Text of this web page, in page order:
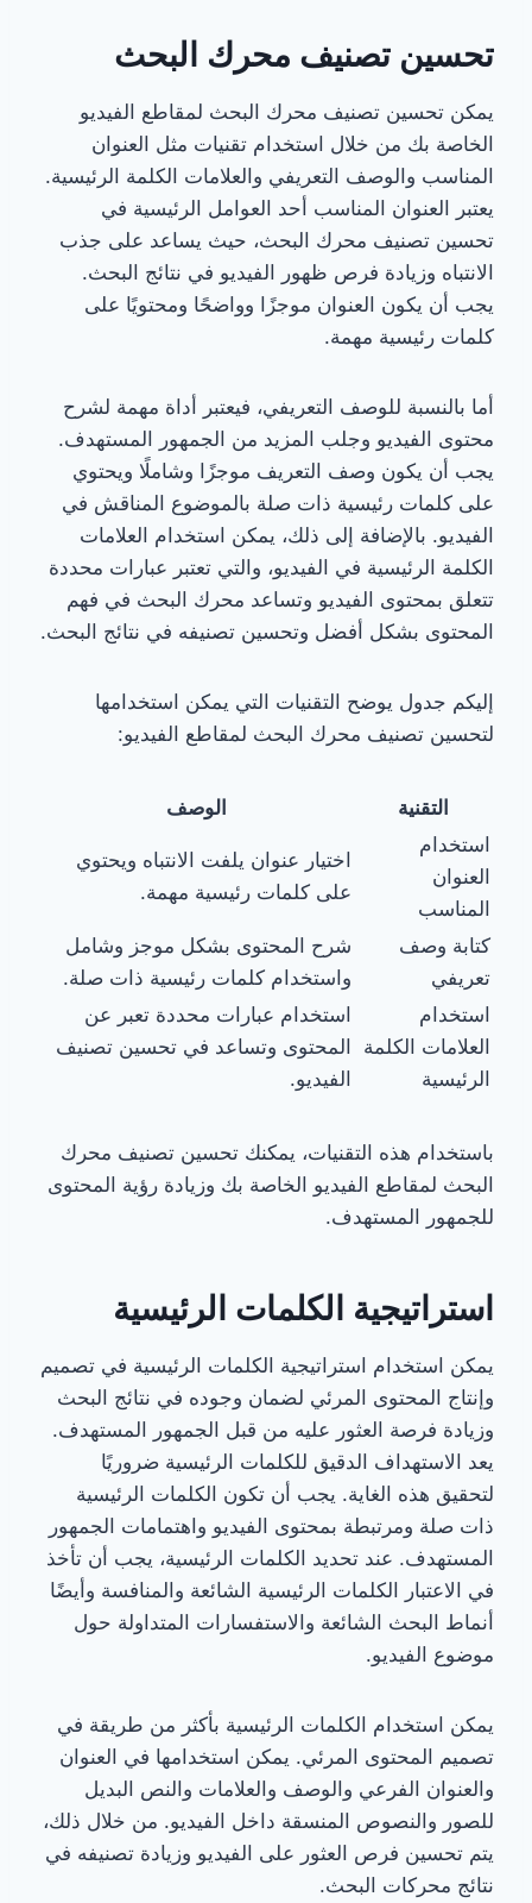
تحسين تصنيف محرك البحث
يمكن تحسين تصنيف محرك البحث لمقاطع الفيديو
الخاصة بك من خلال استخدام تقنيات مثل العنوان
المناسب والوصف التعريفي والعلامات الكلمة الرئيسية.
يعتبر العنوان المناسب أحد العوامل الرئيسية في
تحسين تصنيف محرك البحث، حيث يساعد على جذب
الانتباه وزيادة فرص ظهور الفيديو في نتائج البحث.
يجب أن يكون العنوان موجزًا وواضحًا ومحتويًا على
كلمات رئيسية مهمة.
أما بالنسبة للوصف التعريفي، فيعتبر أداة مهمة لشرح
محتوى الفيديو وجلب المزيد من الجمهور المستهدف.
يجب أن يكون وصف التعريف موجزًا وشاملًا ويحتوي
على كلمات رئيسية ذات صلة بالموضوع المناقش في
الفيديو. بالإضافة إلى ذلك، يمكن استخدام العلامات
الكلمة الرئيسية في الفيديو، والتي تعتبر عبارات محددة
تتعلق بمحتوى الفيديو وتساعد محرك البحث في فهم
المحتوى بشكل أفضل وتحسين تصنيفه في نتائج البحث.
إليكم جدول يوضح التقنيات التي يمكن استخدامها
لتحسين تصنيف محرك البحث لمقاطع الفيديو:
التقنية
الوصف
استخدام
العنوان
المناسب
اختيار عنوان يلفت الانتباه ويحتوي
على كلمات رئيسية مهمة.
كتابة وصف
تعريفي
شرح المحتوى بشكل موجز وشامل
واستخدام كلمات رئيسية ذات صلة.
استخدام
العلامات الكلمة
الرئيسية
استخدام عبارات محددة تعبر عن
المحتوى وتساعد في تحسين تصنيف
الفيديو.
باستخدام هذه التقنيات، يمكنك تحسين تصنيف محرك
البحث لمقاطع الفيديو الخاصة بك وزيادة رؤية المحتوى
للجمهور المستهدف.
استراتيجية الكلمات الرئيسية
يمكن استخدام استراتيجية الكلمات الرئيسية في تصميم
وإنتاج المحتوى المرئي لضمان وجوده في نتائج البحث
وزيادة فرصة العثور عليه من قبل الجمهور المستهدف.
يعد الاستهداف الدقيق للكلمات الرئيسية ضروريًا
لتحقيق هذه الغاية. يجب أن تكون الكلمات الرئيسية
ذات صلة ومرتبطة بمحتوى الفيديو واهتمامات الجمهور
المستهدف. عند تحديد الكلمات الرئيسية، يجب أن تأخذ
في الاعتبار الكلمات الرئيسية الشائعة والمنافسة وأيضًا
أنماط البحث الشائعة والاستفسارات المتداولة حول
موضوع الفيديو.
يمكن استخدام الكلمات الرئيسية بأكثر من طريقة في
تصميم المحتوى المرئي. يمكن استخدامها في العنوان
والعنوان الفرعي والوصف والعلامات والنص البديل
للصور والنصوص المنسقة داخل الفيديو. من خلال ذلك،
يتم تحسين فرص العثور على الفيديو وزيادة تصنيفه في
نتائج محركات البحث.